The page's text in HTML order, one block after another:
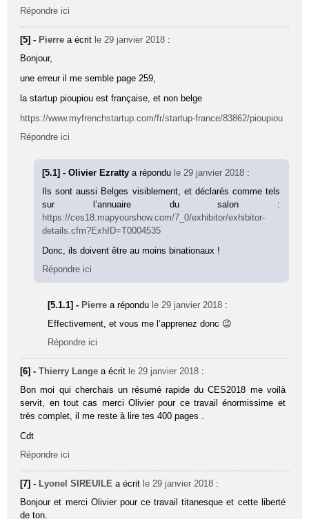
Répondre ici
[5] - Pierre a écrit le 29 janvier 2018 :
Bonjour,
une erreur il me semble page 259,
la startup pioupiou est française, et non belge
https://www.myfrenchstartup.com/fr/startup-france/83862/pioupiou
Répondre ici
[5.1] - Olivier Ezrattya répondu le 29 janvier 2018 :
Ils sont aussi Belges visiblement, et déclarés comme tels
sur l’annuaire du salon :
https://ces18.mapyourshow.com/7_0/exhibitor/exhibitor-
details.cfm?ExhID=T0004535
Donc, ils doivent être au moins binationaux !
Répondre ici
[5.1.1] - Pierre a répondu le 29 janvier 2018 :
Effectivement, et vous me l’apprenez donc 😉
Répondre ici
[6] -Thierry Lange a écrit le 29 janvier 2018 :
Bon moi qui cherchais un résumé rapide du CES2018 me voilà
servit, en tout cas merci Olivier pour ce travail énormissime et
très complet, il me reste à lire tes 400 pages .
Cdt
Répondre ici
[7] - Lyonel SIREUILE a écrit le 29 janvier 2018 :
Bonjour et merci Olivier pour ce travail titanesque et cette liberté
de ton.